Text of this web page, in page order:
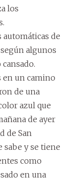
los
de
algunos
en un camino
de una
azul que
de ayer
de San
sabe y se tiene
como
en una